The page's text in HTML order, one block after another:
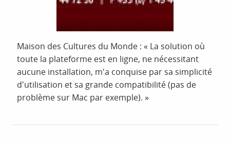
Maison des Cultures du Monde : « La solution où
toute la plateforme est en ligne, ne nécessitant
aucune installation, m'a conquise par sa simplicité
d'utilisation et sa grande compatibilité (pas de
problème sur Mac par exemple). »